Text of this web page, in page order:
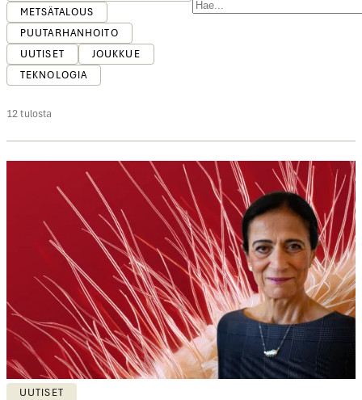
METSÄTALOUS
PUUTARHANHOITO
UUTISET
JOUKKUE
TEKNOLOGIA
12 tulosta
UUTISET